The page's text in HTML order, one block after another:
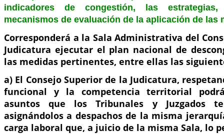
indicadores de congestión, las
mecanismos de evaluación de la aplicación de las
Corresponderá a la Sala Administrativa del
Judicatura ejecutar el plan nacional de
las medidas pertinentes, entre ellas las
a) El Consejo Superior de la Judicatura,
funcional y la competencia territorial
asuntos que los Tribunales y Juzgados
asignándolos a despachos de la misma
carga laboral que, a juicio de la misma Sala, lo